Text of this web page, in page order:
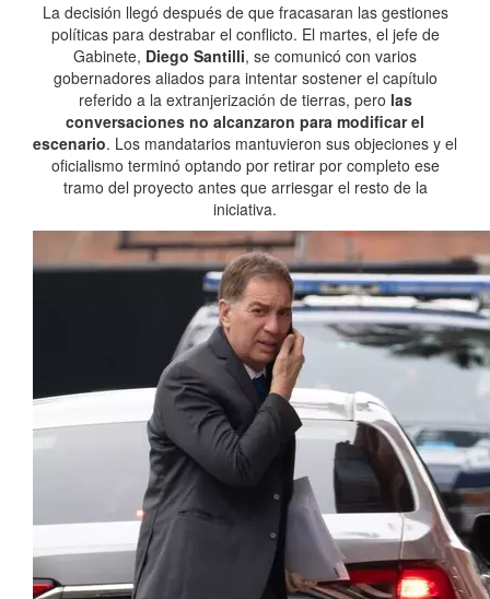
La decisión llegó después de que fracasaran las gestiones
políticas para destrabar el conflicto. El martes, el jefe de
Gabinete, Diego Santilli, se comunicó con varios
gobernadores aliados para intentar sostener el capítulo
referido a la extranjerización de tierras, pero las
conversaciones no alcanzaron para modificar el
escenario. Los mandatarios mantuvieron sus objeciones y el
oficialismo terminó optando por retirar por completo ese
tramo del proyecto antes que arriesgar el resto de la
iniciativa.